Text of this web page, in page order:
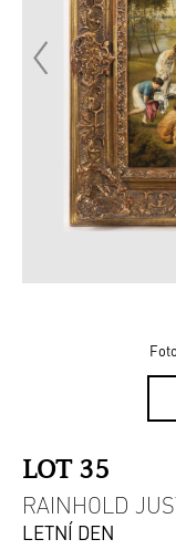
LOT 35
RAINHOLD
LETNÍ DEN